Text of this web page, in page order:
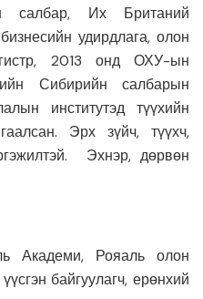
салбар, Их Британий
удирдлага, олон
2013 онд ОХУ-ын
Сибирийн салбарын
институтэд түүхийн
Эрх зүйч, түүхч,
Эхнэр, дөрвөн
Академи, Рояаль олон
байгуулагч, ерөнхий